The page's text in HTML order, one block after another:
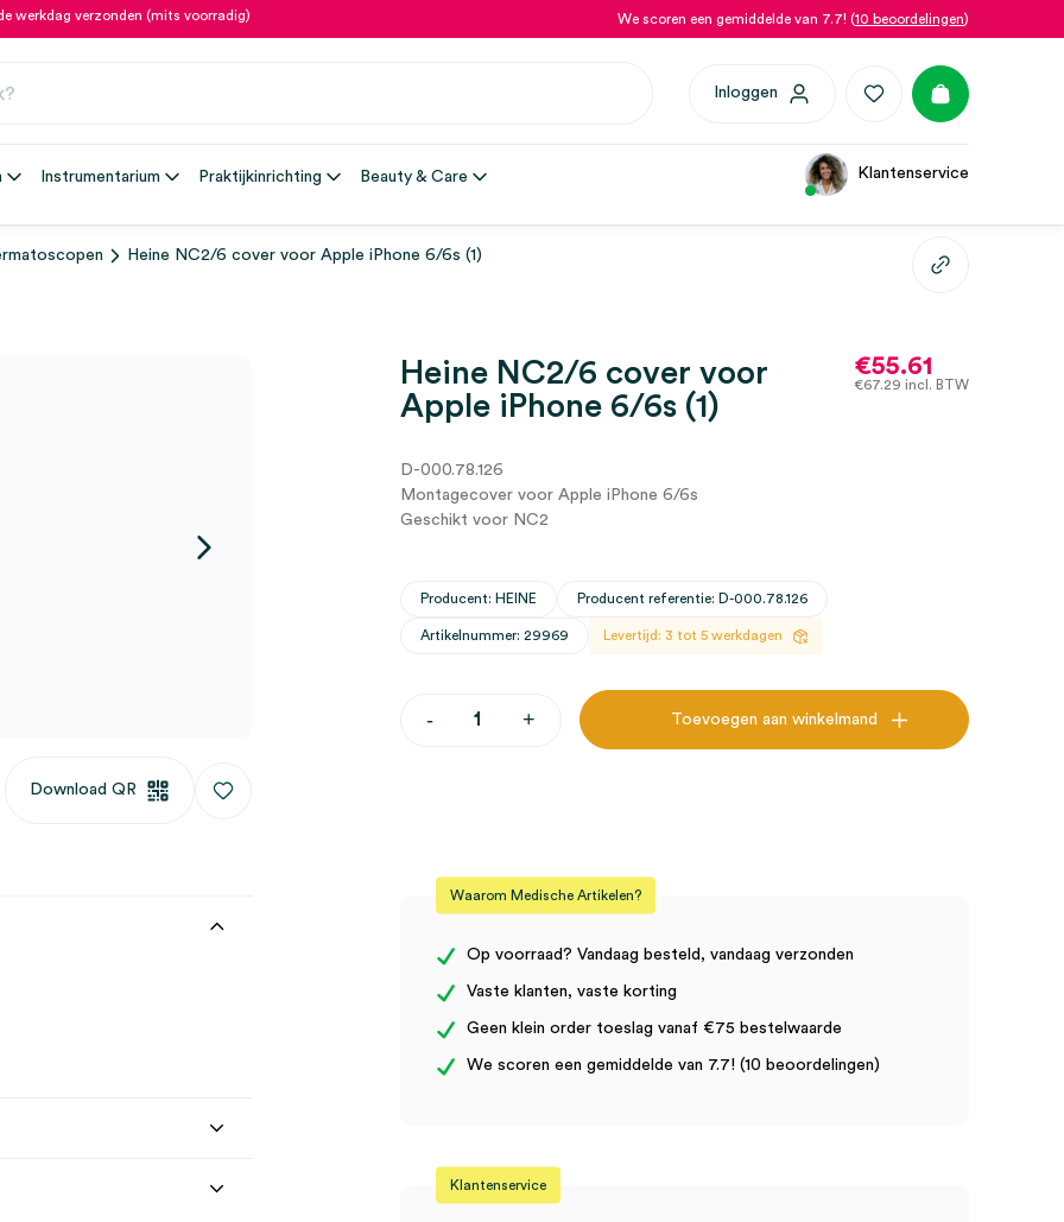
werkdag verzonden (mits voorradig) We scoren een gemiddelde van 7.7! (10 beoordelingen)
Inloggen
Instrumentarium Praktijkinrichting Beauty & Care Klantenservice
Heine NC2/6 cover voor Apple iPhone 6/6s (1)
Download QR
Heine NC2/6 cover voor
Apple iPhone 6/6s (1)
€55.61
€67.29 incl. BTW
D-000.78.126
Montagecover voor Apple iPhone 6/6s
Geschikt voor NC2
Producent: HEINE Producent referentie: D-000.78.126
Artikelnummer: 29969 Levertijd: 3 tot 5 werkdagen
-
aantal
+ Toevoegen aan winkelmand
Waarom Medische Artikelen?
Op voorraad? Vandaag besteld, vandaag verzonden
Vaste klanten, vaste korting
Geen klein order toeslag vanaf €75 bestelwaarde
We scoren een gemiddelde van 7.7! (10 beoordelingen)
Klantenservice